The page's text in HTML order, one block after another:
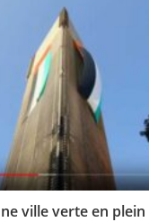
ville verte en